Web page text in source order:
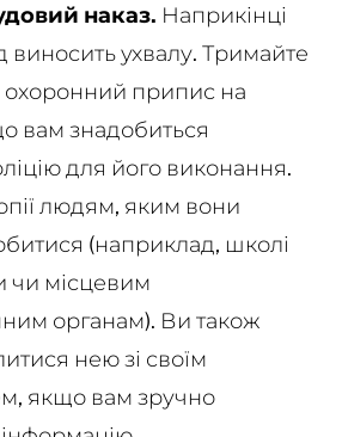
наказ. Наприкінці
виносить ухвалу. Тримайте
охоронний припис на
вам знадобиться
для його виконання.
людям, яким вони
(наприклад, школі
чи місцевим
органам). Ви також
нею зі своїм
якщо вам зручно